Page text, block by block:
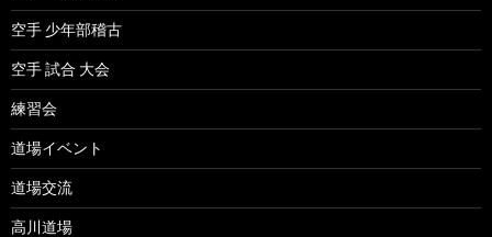
空手 少年部稽古
空手 試合 大会
練習会
道場イベント
道場交流
高川道場